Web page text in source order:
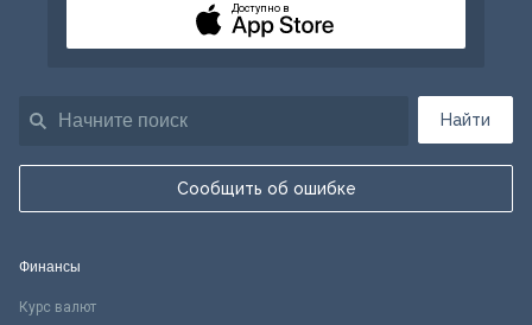
Найти
Сообщить об ошибке
Доступно в
Финансы
Курс валют